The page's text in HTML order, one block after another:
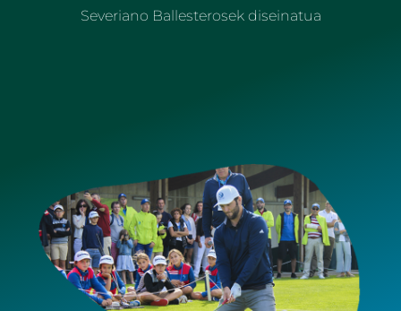
Severiano Ballesterosek diseinatua